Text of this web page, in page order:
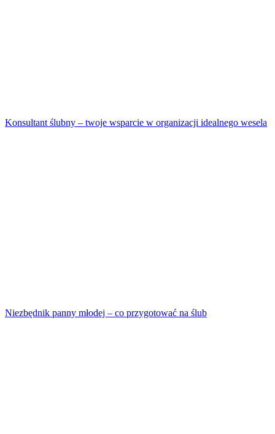
Konsultant ślubny – twoje wsparcie w organizacji idealnego wesela
Niezbędnik panny młodej – co przygotować na ślub